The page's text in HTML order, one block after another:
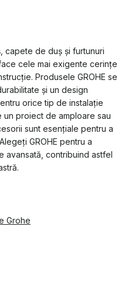
capete de duș și furtunuri
cele mai exigente cerințe
Produsele GROHE se
și un design
orice tip de instalație
un proiect de amploare sau
sunt esențiale pentru a
GROHE pentru a
avansată, contribuind astfel
Grohe